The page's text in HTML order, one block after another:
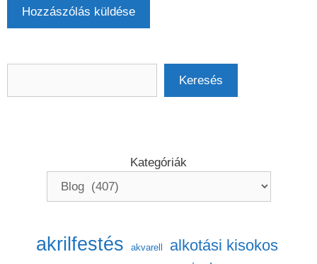
Keresés
Kategóriák
akrilfestés akvarell alkotási kisokos